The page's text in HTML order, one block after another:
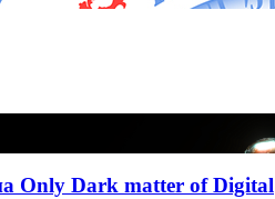
Only Dark matter of Digital